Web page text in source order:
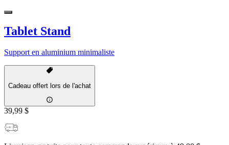
Tablet Stand
Support en aluminium minimaliste
Cadeau offert lors de l'achat
39,99 $